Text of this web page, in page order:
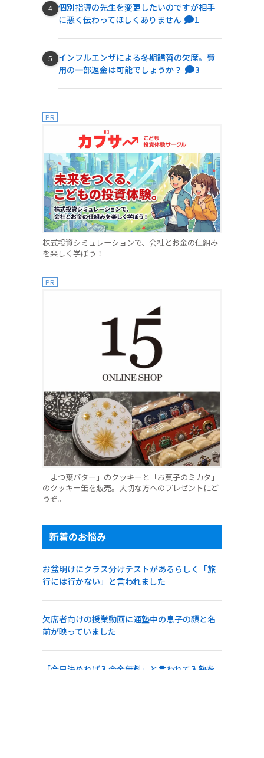
個別指導の先生を変更したいのですが相手
に悪く伝わってほしくありません
1
インフルエンザによる冬期講習の欠席。費
用の一部返金は可能でしょうか？
3
PR
株式投資シミュレーションで、会社とお金の仕組み
を楽しく学ぼう！
PR
「よつ葉バター」のクッキーと「お菓子のミカタ」
のクッキー缶を販売。大切な方へのプレゼントにど
うぞ。
新着のお悩み
お盆明けにクラス分けテストがあるらしく「旅
行には行かない」と言われました
欠席者向けの授業動画に通塾中の息子の顔と名
前が映っていました
「今日決めれば入会金無料」と言われて入塾を